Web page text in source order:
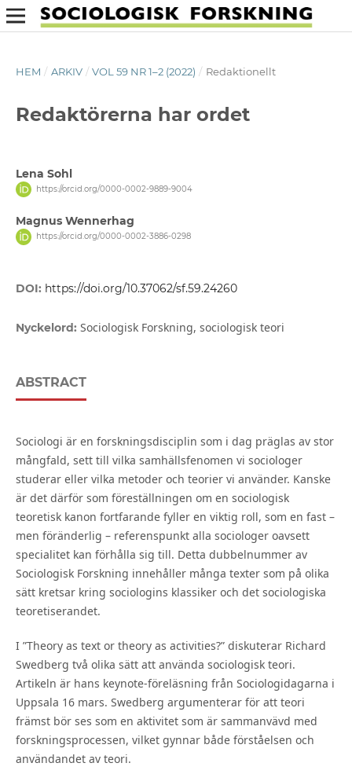
HEM / ARKIV / VOL 59 NR 1–2 (2022) / Redaktionellt
Redaktörerna har ordet
Lena Sohl
https://orcid.org/0000-0002-9889-9004
Magnus Wennerhag
https://orcid.org/0000-0002-3886-0298
DOI: https://doi.org/10.37062/sf.59.24260
Nyckelord: Sociologisk Forskning, sociologisk teori
ABSTRACT
Sociologi är en forskningsdisciplin som i dag präglas av stor
mångfald, sett till vilka samhällsfenomen vi sociologer
studerar eller vilka metoder och teorier vi använder. Kanske
är det därför som föreställningen om en sociologisk
teoretisk kanon fortfarande fyller en viktig roll, som en fast –
men föränderlig – referenspunkt alla sociologer oavsett
specialitet kan förhålla sig till. Detta dubbelnummer av
Sociologisk Forskning innehåller många texter som på olika
sätt kretsar kring sociologins klassiker och det sociologiska
teoretiserandet.
I ”Theory as text or theory as activities?” diskuterar Richard
Swedberg två olika sätt att använda sociologisk teori.
Artikeln är hans keynote-föreläsning från Sociologidagarna i
Uppsala 16 mars. Swedberg argumenterar för att teori
främst bör ses som en aktivitet som är sammanvävd med
forskningsprocessen, vilket gynnar både förståelsen och
användandet av teori.